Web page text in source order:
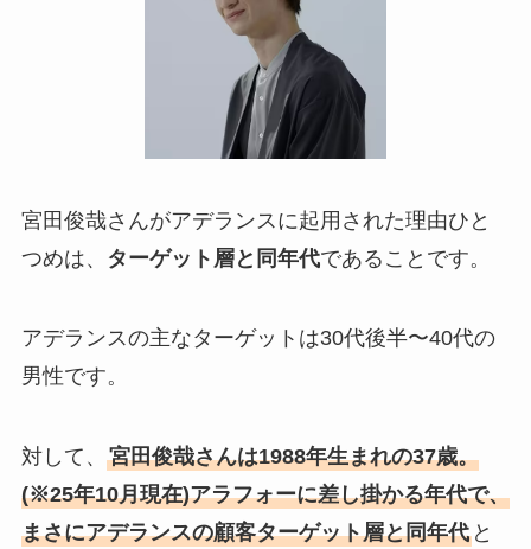
宮田俊哉さんがアデランスに起用された理由ひと
つめは、
ターゲット層と同年代であることです。
アデランスの主なターゲットは30代後半〜40代の
男性です。
対して、 宮田俊哉さんは1988年生まれの37歳。
(※25年10月現在)アラフォーに差し掛かる年代で、
まさにアデランスの顧客ターゲット層と同年代と